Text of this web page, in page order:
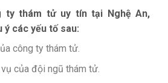
ty thám tử uy tín tại Nghệ An,
ý các yếu tố sau:
công ty thám tử.
của đội ngũ thám tử.